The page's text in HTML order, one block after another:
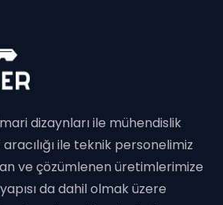
dizaynları ile mühendislik
ile teknik personelimiz
ve çözümlenen üretimlerimize
da dahil olmak üzere